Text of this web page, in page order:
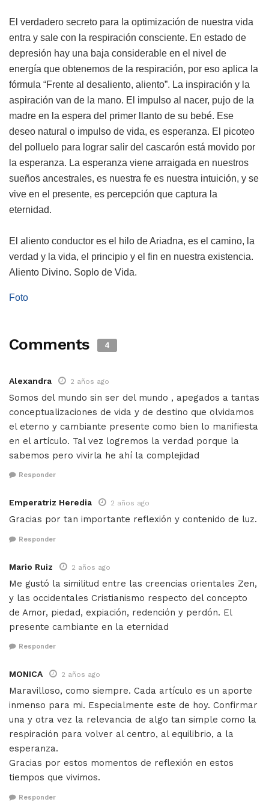
El verdadero secreto para la optimización de nuestra vida
entra y sale con la respiración consciente. En estado de
depresión hay una baja considerable en el nivel de
energía que obtenemos de la respiración, por eso aplica la
fórmula “Frente al desaliento, aliento”. La inspiración y la
aspiración van de la mano. El impulso al nacer, pujo de la
madre en la espera del primer llanto de su bebé. Ese
deseo natural o impulso de vida, es esperanza. El picoteo
del polluelo para lograr salir del cascarón está movido por
la esperanza. La esperanza viene arraigada en nuestros
sueños ancestrales, es nuestra fe es nuestra intuición, y se
vive en el presente, es percepción que captura la
eternidad.
El aliento conductor es el hilo de Ariadna, es el camino, la
verdad y la vida, el principio y el fin en nuestra existencia.
Aliento Divino. Soplo de Vida.
Foto
Comments 4
Alexandra 2 años ago
Somos del mundo sin ser del mundo , apegados a tantas
conceptualizaciones de vida y de destino que olvidamos
el eterno y cambiante presente como bien lo manifiesta
en el artículo. Tal vez logremos la verdad porque la
sabemos pero vivirla he ahí la complejidad
Responder
Emperatriz Heredia 2 años ago
Gracias por tan importante reflexión y contenido de luz.
Responder
Mario Ruiz 2 años ago
Me gustó la similitud entre las creencias orientales Zen,
y las occidentales Cristianismo respecto del concepto
de Amor, piedad, expiación, redención y perdón. El
presente cambiante en la eternidad
Responder
MONICA 2 años ago
Maravilloso, como siempre. Cada artículo es un aporte
inmenso para mi. Especialmente este de hoy. Confirmar
una y otra vez la relevancia de algo tan simple como la
respiración para volver al centro, al equilibrio, a la
esperanza.
Gracias por estos momentos de reflexión en estos
tiempos que vivimos.
Responder